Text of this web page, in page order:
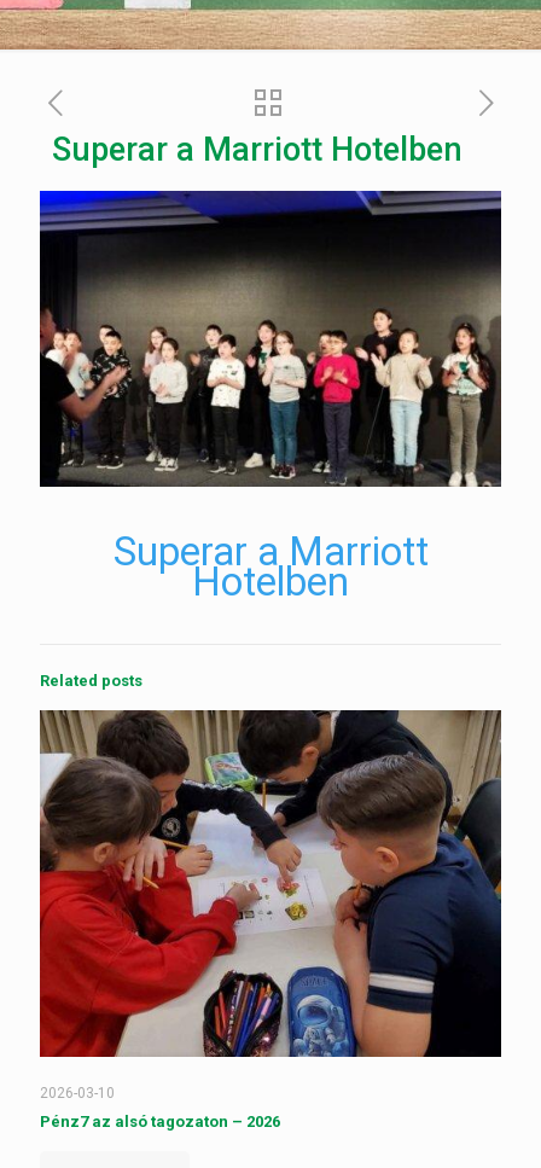
Superar a Marriott Hotelben
Superar a Marriott
Hotelben
Related posts
2026-03-10
Pénz7 az alsó tagozaton – 2026